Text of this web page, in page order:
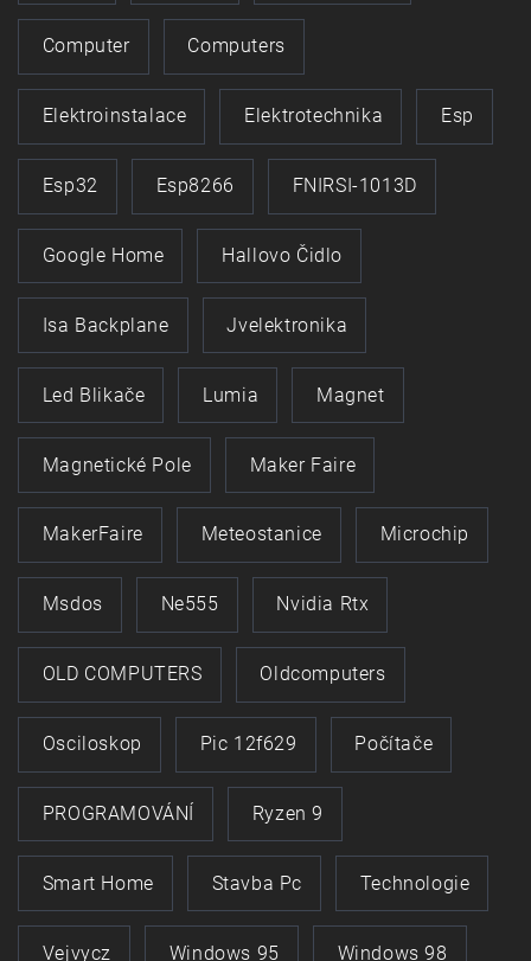
Computer Computers
Elektroinstalace Elektrotechnika Esp
Esp32 Esp8266 FNIRSI-1013D
Google Home Hallovo Čidlo
Isa Backplane Jvelektronika
Led Blikače Lumia Magnet
Magnetické Pole Maker Faire
MakerFaire Meteostanice Microchip
Msdos Ne555 Nvidia Rtx
OLD COMPUTERS Oldcomputers
Osciloskop Pic 12f629 Počítače
PROGRAMOVÁNÍ Ryzen 9
Smart Home Stavba Pc Technologie
Vejvycz Windows 95 Windows 98